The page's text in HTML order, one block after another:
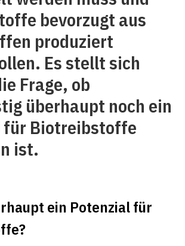
bevorzugt aus
produziert
Es stellt sich
Frage, ob
überhaupt noch ein
für Biotreibstoffe
ist.
ein Potenzial für